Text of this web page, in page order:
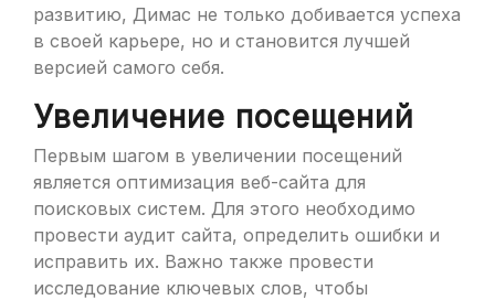
развитию, Димас не только добивается успеха
в своей карьере, но и становится лучшей
версией самого себя.
Увеличение посещений
Первым шагом в увеличении посещений
является оптимизация веб-сайта для
поисковых систем. Для этого необходимо
провести аудит сайта, определить ошибки и
исправить их. Важно также провести
исследование ключевых слов, чтобы